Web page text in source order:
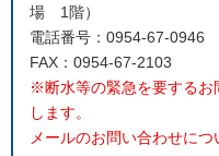
場 1階）
電話番号：0954-67-0946
FAX：0954-67-2103
※断水等の緊急を要するお
します。
メールのお問い合わせに